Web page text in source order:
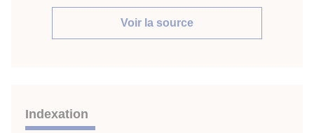
Voir la source
Indexation